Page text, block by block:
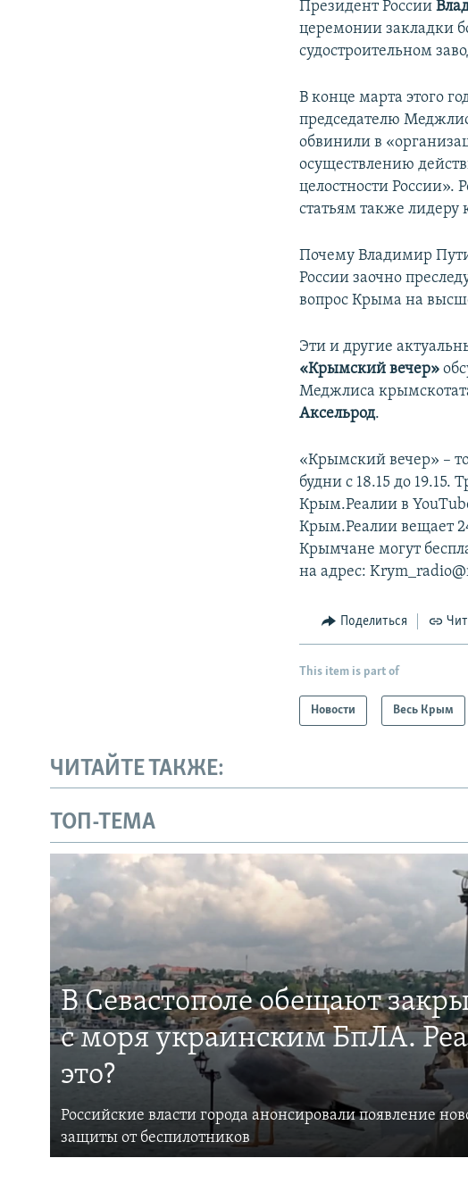
Президент России
церемонии закладки
судостроительном
В конце марта этого
председателю
обвинили в
осуществлению
целостности России».
статьям также лидеру
Почему Владимир
России заочно
вопрос Крыма на
Эти и другие
«Крымский вечер»
Меджлиса
Аксельрод.
«Крымский вечер» –
будни с 18.15 до
Крым.Реалии в
Крым.Реалии вещает
Крымчане могут
на адрес:
Поделиться
This item is part of
Новости Весь Крым
ЧИТАЙТЕ ТАКЖЕ:
ТОП-ТЕМА
В Севастополе обещают
с моря украинским БпЛА.
это?
Российские власти города анонсировали появление
защиты от беспилотников